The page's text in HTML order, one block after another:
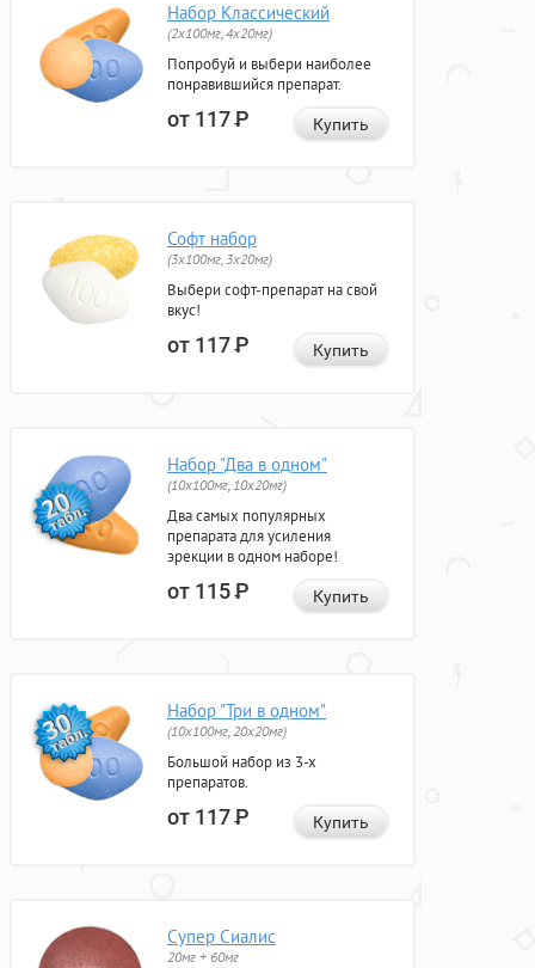
Набор Классический
(2x100мг, 4x20мг)
Попробуй и выбери наиболее
понравившийся препарат.
от 117Р Купить
Софт набор
(3x100мг, 3x20мг)
Выбери софт-препарат на свой
вкус!
от 117Р Купить
Набор "Два в одном"
(10x100мг, 10x20мг)
Два самых популярных
препарата для усиления
эрекции в одном наборе!
от 115Р Купить
Набор "Три в одном"
(10x100мг, 20x20мг)
Большой набор из 3-х
препаратов.
от 117Р Купить
Супер Сиалис
20мг + 60мг